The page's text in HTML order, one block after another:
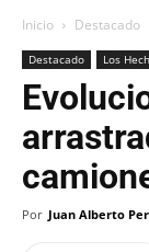
Inicio Destacado
Destacado Los
Por Juan Alberto